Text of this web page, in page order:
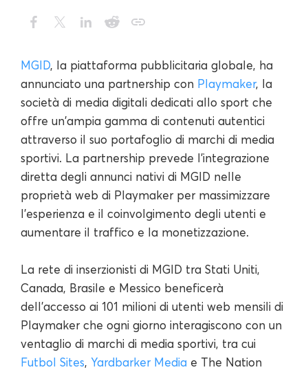
MGID, la piattaforma pubblicitaria globale, ha
annunciato una partnership con Playmaker, la
società di media digitali dedicati allo sport che
offre un'ampia gamma di contenuti autentici
attraverso il suo portafoglio di marchi di media
sportivi. La partnership prevede l'integrazione
diretta degli annunci nativi di MGID nelle
proprietà web di Playmaker per massimizzare
l'esperienza e il coinvolgimento degli utenti e
aumentare il traffico e la monetizzazione.
La rete di inserzionisti di MGID tra Stati Uniti,
Canada, Brasile e Messico beneficerà
dell'accesso ai 101 milioni di utenti web mensili di
Playmaker che ogni giorno interagiscono con un
ventaglio di marchi di media sportivi, tra cui
Futbol Sites, Yardbarker Media e The Nation